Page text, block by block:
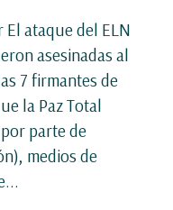
ataque del ELN
asesinadas al
7 firmantes de
la Paz Total
parte de
medios de